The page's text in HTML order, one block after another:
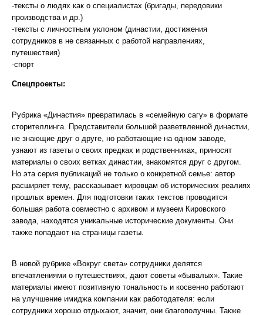
-тексты о людях как о специалистах (бригады, передовики
производства и др.)
-тексты с личностным уклоном (династии, достижения
сотрудников в не связанных с работой направлениях,
путешествия)
-спорт
Спецпроекты:
Рубрика «Династия» превратилась в «семейную сагу» в формате
сторителлинга. Представители большой разветвленной династии,
не знающие друг о друге, но работающие на одном заводе,
узнают из газеты о своих предках и родственниках, приносят
материалы о своих ветках династии, знакомятся друг с другом.
Но эта серия публикаций не только о конкретной семье: автор
расширяет тему, рассказывает кировцам об исторических реалиях
прошлых времен. Для подготовки таких текстов проводится
большая работа совместно с архивом и музеем Кировского
завода, находятся уникальные исторические документы. Они
также попадают на страницы газеты.
В новой рубрике «Вокруг света» сотрудники делятся
впечатлениями о путешествиях, дают советы «бывалых». Такие
материалы имеют позитивную тональность и косвенно работают
на улучшение имиджа компании как работодателя: если
сотрудники хорошо отдыхают, значит, они благополучны. Также